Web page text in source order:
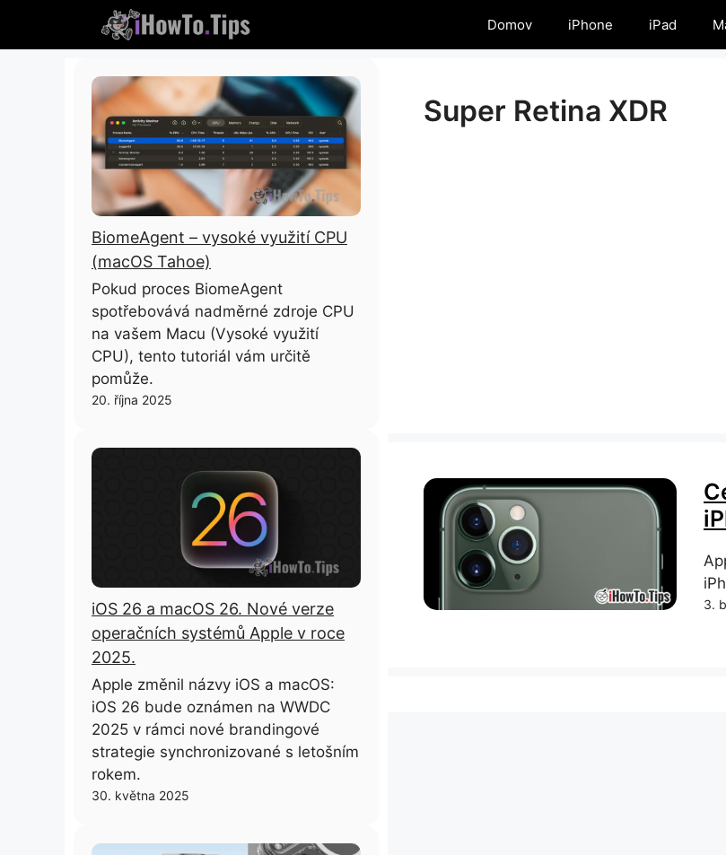
obsah
Domov iPhone iPad
Super Retina XDR
3.
BiomeAgent – ​​vysoké využití CPU
(macOS Tahoe)
Pokud proces BiomeAgent
spotřebovává nadměrné zdroje CPU
na vašem Macu (Vysoké využití
CPU), tento tutoriál vám určitě
pomůže.
20. října 2025
iOS 26 a macOS 26. Nové verze
operačních systémů Apple v roce
2025.
Apple změnil názvy iOS a macOS:
iOS 26 bude oznámen na WWDC
2025 v rámci nové brandingové
strategie synchronizované s letošním
rokem.
30. května 2025